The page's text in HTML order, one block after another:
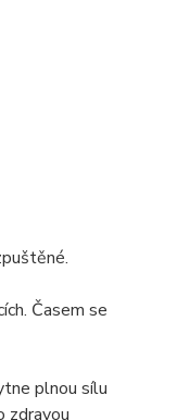
Časem se
plnou sílu
zdravou